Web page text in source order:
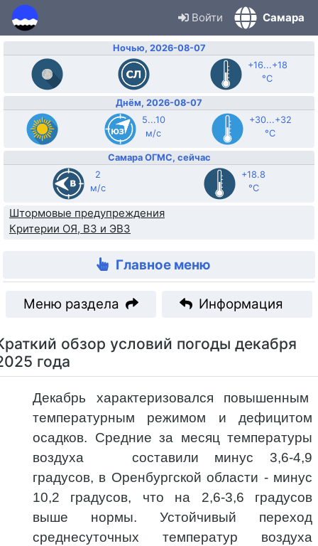
Войти Самара
Ночью, 2026-08-07
+16...+18
°C
Днём, 2026-08-07
5...10
м/с
+30...+32
°C
Самара ОГМС, сейчас
2
м/с
+18.8
°C
Штормовые предупреждения
Критерии ОЯ, ВЗ и ЭВЗ
Главное меню
Меню раздела Информация
обзор условий погоды декабря
года
Декабрь характеризовался повышенным
температурным режимом и дефицитом
осадков. Средние за месяц температуры
воздуха составили минус 3,6-4,9
градусов, в Оренбургской области - минус
10,2 градусов, что на 2,6-3,6 градусов
выше нормы. Устойчивый переход
среднесуточных температур воздуха